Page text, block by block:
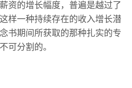
资的增长幅度，普遍是越过了
样一种持续存在的收入增长潜
书期间所获取的那种扎实的专
可分割的。